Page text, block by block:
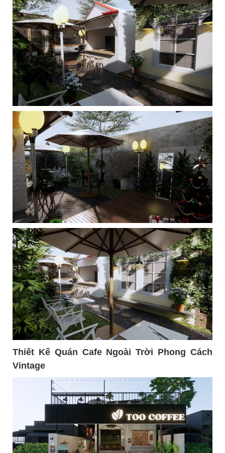
Thiết Kế Quán Cafe Ngoài Trời Phong Cách
Vintage